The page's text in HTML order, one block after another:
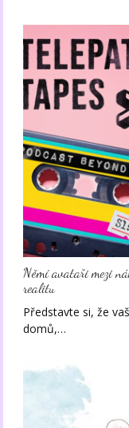
Němí avataři mezi
realitu
Představte si, že
domů,…